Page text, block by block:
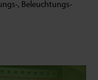
, Beleuchtungs-